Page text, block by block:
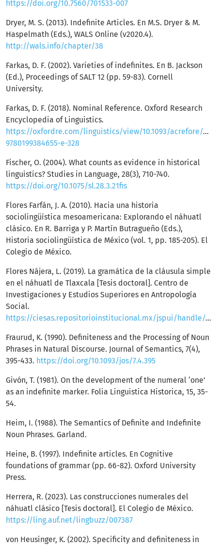
https://doi.org/10.7560/701533-007
Dryer, M. S. (2013). Indefinite Articles. En M.S. Dryer & M.
Haspelmath (Eds.), WALS Online (v2020.4).
http://wals.info/chapter/38
Farkas, D. F. (2002). Varieties of indefinites. En B. Jackson
(Ed.), Proceedings of SALT 12 (pp. 59-83). Cornell
University.
Farkas, D. F. (2018). Nominal Reference. Oxford Research
Encyclopedia of Linguistics.
https://oxfordre.com/linguistics/view/10.1093/acrefore/
9780199384655-e-328
Fischer, O. (2004). What counts as evidence in historical
linguistics? Studies in Language, 28(3), 710-740.
https://doi.org/10.1075/sl.28.3.21fis
Flores Farfán, J. A. (2010). Hacia una historia
sociolingüística mesoamericana: Explorando el náhuatl
clásico. En R. Barriga y P. Martín Butragueño (Eds.),
Historia sociolingüística de México (vol. 1, pp. 185-205). El
Colegio de México.
Flores Nájera, L. (2019). La gramática de la cláusula simple
en el náhuatl de Tlaxcala [Tesis doctoral]. Centro de
Investigaciones y Estudios Superiores en Antropología
Social.
https://ciesas.repositorioinstitucional.mx/jspui/handle/1015/919
Fraurud, K. (1990). Definiteness and the Processing of Noun
Phrases in Natural Discourse. Journal of Semantics, 7(4),
395-433. https://doi.org/10.1093/jos/7.4.395
Givón, T. (1981). On the development of the numeral ‘one’
as an indefinite marker. Folia Linguistica Historica, 15, 35-
54.
Heim, I. (1988). The Semantics of Definite and Indefinite
Noun Phrases. Garland.
Heine, B. (1997). Indefinite articles. En Cognitive
foundations of grammar (pp. 66-82). Oxford University
Press.
Herrera, R. (2023). Las construcciones numerales del
náhuatl clásico [Tesis doctoral]. El Colegio de México.
https://ling.auf.net/lingbuzz/007387
von Heusinger, K. (2002). Specificity and definiteness in